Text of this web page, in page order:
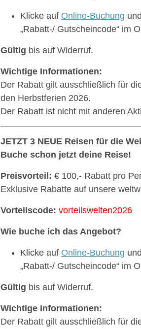
Klicke auf Online-Buchung
„Rabatt-/ Gutscheincode“ im
Gültig bis auf Widerruf.
Wichtige Informationen:
Der Rabatt gilt ausschließlich für
den Herbstferien 2026.
Der Rabatt ist nicht mit anderen
JETZT 3 NEUE Reisen für die
Buche schon jetzt deine Reise!
Preisvorteil: € 100,- Rabatt pro
Exklusive Rabatte auf unsere
Vorteilscode: vorteilswelten2026
Wie buche ich das Angebot?
Klicke auf Online-Buchung
„Rabatt-/ Gutscheincode“ im
Gültig bis auf Widerruf.
Wichtige Informationen:
Der Rabatt gilt ausschließlich für